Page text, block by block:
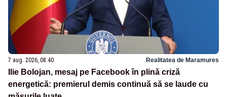
7 aug. 2026, 08:40 Realitatea de Maramures
Ilie Bolojan, mesaj pe Facebook în plină criză
energetică: premierul demis continuă să se laude cu